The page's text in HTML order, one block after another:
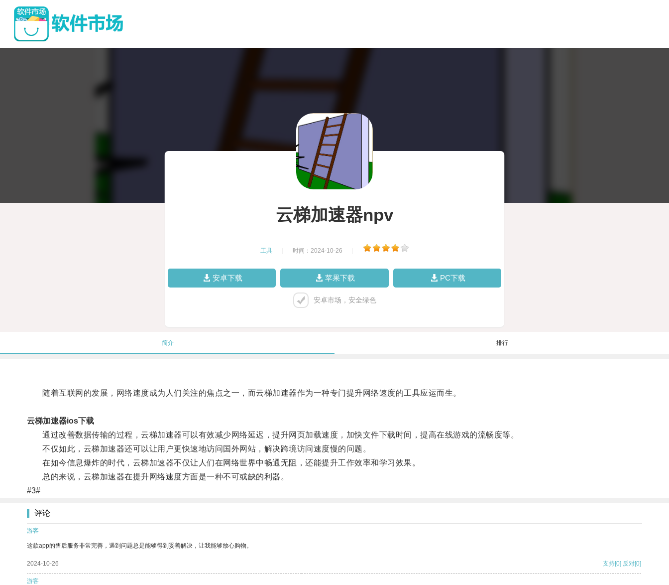
云梯加速器npv
工具 时间：2024-10-26
安卓下载 苹果下载 PC下载
安卓市场，安全绿色
简介 排行
随着互联网的发展，网络速度成为人们关注的焦点之一，而云梯加速器作为一种专门提升网络速度的工具应运而生。
云梯加速器ios下载
通过改善数据传输的过程，云梯加速器可以有效减少网络延迟，提升网页加载速度，加快文件下载时间，提高在线游戏的流畅度等。
不仅如此，云梯加速器还可以让用户更快速地访问国外网站，解决跨境访问速度慢的问题。
在如今信息爆炸的时代，云梯加速器不仅让人们在网络世界中畅通无阻，还能提升工作效率和学习效果。
总的来说，云梯加速器在提升网络速度方面是一种不可或缺的利器。
#3#
评论
游客
这款app的售后服务非常完善，遇到问题总是能够得到妥善解决，让我能够放心购物。
2024-10-26 支持[0] 反对[0]
游客